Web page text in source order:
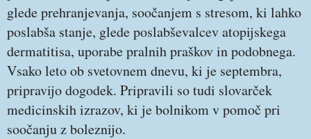
glede prehranjevanja, soočanjem s stresom, ki lahko
poslabša stanje, glede poslabševalcev atopijskega
dermatitisa, uporabe pralnih praškov in podobnega.
Vsako leto ob svetovnem dnevu, ki je septembra,
pripravijo dogodek. Pripravili so tudi slovarček
medicinskih izrazov, ki je bolnikom v pomoč pri
soočanju z boleznijo.